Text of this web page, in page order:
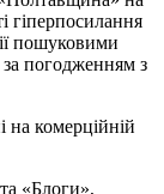
гіперпосилання
пошуковими
погодженням з
на комерційній
«Блоги»,